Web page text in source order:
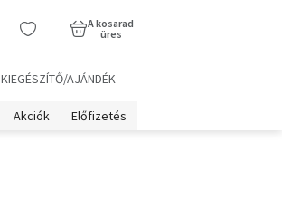
A kosarad
üres
KIEGÉSZÍTŐ/AJÁNDÉK
Akciók Előfizetés